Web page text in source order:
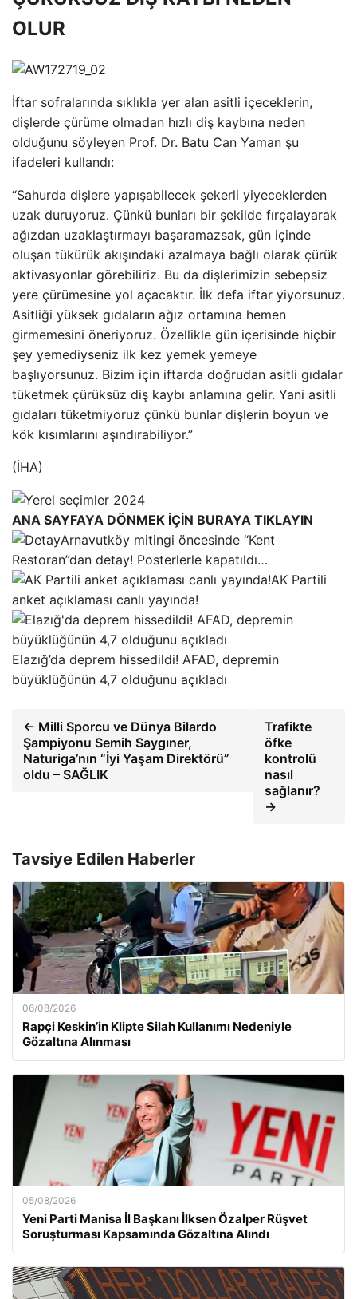
OLUR
İftar sofralarında sıklıkla yer alan asitli içeceklerin,
dişlerde çürüme olmadan hızlı diş kaybına neden
olduğunu söyleyen Prof. Dr. Batu Can Yaman şu
ifadeleri kullandı:
“Sahurda dişlere yapışabilecek şekerli yiyeceklerden
uzak duruyoruz. Çünkü bunları bir şekilde fırçalayarak
ağızdan uzaklaştırmayı başaramazsak, gün içinde
oluşan tükürük akışındaki azalmaya bağlı olarak çürük
aktivasyonlar görebiliriz. Bu da dişlerimizin sebepsiz
yere çürümesine yol açacaktır. İlk defa iftar yiyorsunuz.
Asitliği yüksek gıdaların ağız ortamına hemen
girmemesini öneriyoruz. Özellikle gün içerisinde hiçbir
şey yemediyseniz ilk kez yemek yemeye
başlıyorsunuz. Bizim için iftarda doğrudan asitli gıdalar
tüketmek çürüksüz diş kaybı anlamına gelir. Yani asitli
gıdaları tüketmiyoruz çünkü bunlar dişlerin boyun ve
kök kısımlarını aşındırabiliyor.”
(İHA)
ANA SAYFAYA DÖNMEK İÇİN BURAYA TIKLAYIN
Arnavutköy mitingi öncesinde “Kent
Restoran”dan detay! Posterlerle kapatıldı…
AK Partili
anket açıklaması canlı yayında!
Elazığ’da deprem hissedildi! AFAD, depremin
büyüklüğünün 4,7 olduğunu açıkladı
← Milli Sporcu ve Dünya Bilardo
Şampiyonu Semih Saygıner,
Naturiga’nın “İyi Yaşam Direktörü”
oldu – SAĞLIK
Trafikte
öfke
kontrolü
nasıl
sağlanır?
→
Tavsiye Edilen Haberler
06/08/2026
Rapçi Keskin’in Klipte Silah Kullanımı Nedeniyle
Gözaltına Alınması
05/08/2026
Yeni Parti Manisa İl Başkanı İlksen Özalper Rüşvet
Soruşturması Kapsamında Gözaltına Alındı